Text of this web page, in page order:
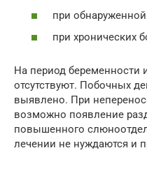
при
при хронических
На период беременности
отсутствуют. Побочных
выявлено. При
возможно появление
повышенного
лечении не нуждаются и